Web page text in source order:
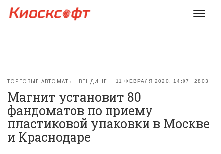
Меню
11 ФЕВРАЛЯ 2020, 14:07 2803
ТОРГОВЫЕ АВТОМАТЫ ВЕНДИНГ
Магнит установит 80
фандоматов по приему
пластиковой упаковки в Москве
и Краснодаре